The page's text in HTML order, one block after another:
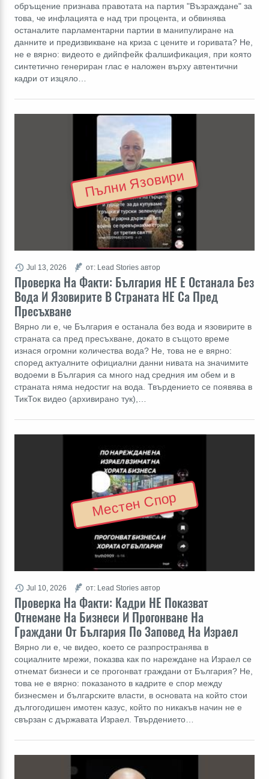
обръщение признава правотата на партия "Възраждане" за
това, че инфлацията е над три процента, и обвинява
останалите парламентарни партии в манипулиране на
данните и предизвикване на криза с цените и горивата? Не,
не е вярно: видеото е дийпфейк фалшификация, при която
синтетично генериран глас е наложен върху автентични
кадри от изцяло…
Проверка На Факти: България НЕ Е Останала Без
Вода И Язовирите В Страната НЕ Са Пред
Пресъхване
Вярно ли е, че България е останала без вода и язовирите в
страната са пред пресъхване, докато в същото време
изнася огромни количества вода? Не, това не е вярно:
според актуалните официални данни нивата на значимите
водоеми в България са много над средния им обем и в
страната няма недостиг на вода. Твърдението се появява в
ТикТок видео (архивирано тук),…
Jul 13, 2026 от: Lead Stories автор
Пълни Язовири
Проверка На Факти: Кадри НЕ Показват
Отнемане На Бизнеси И Прогонване На
Граждани От България По Заповед На Израел
Вярно ли е, че видео, което се разпространява в
социалните мрежи, показва как по нареждане на Израел се
отнемат бизнеси и се прогонват граждани от България? Не,
това не е вярно: показаното в кадрите е спор между
бизнесмен и българските власти, в основата на който стои
дългогодишен имотен казус, който по никакъв начин не е
свързан с държавата Израел. Твърдението…
Jul 10, 2026 от: Lead Stories автор
Местен Спор